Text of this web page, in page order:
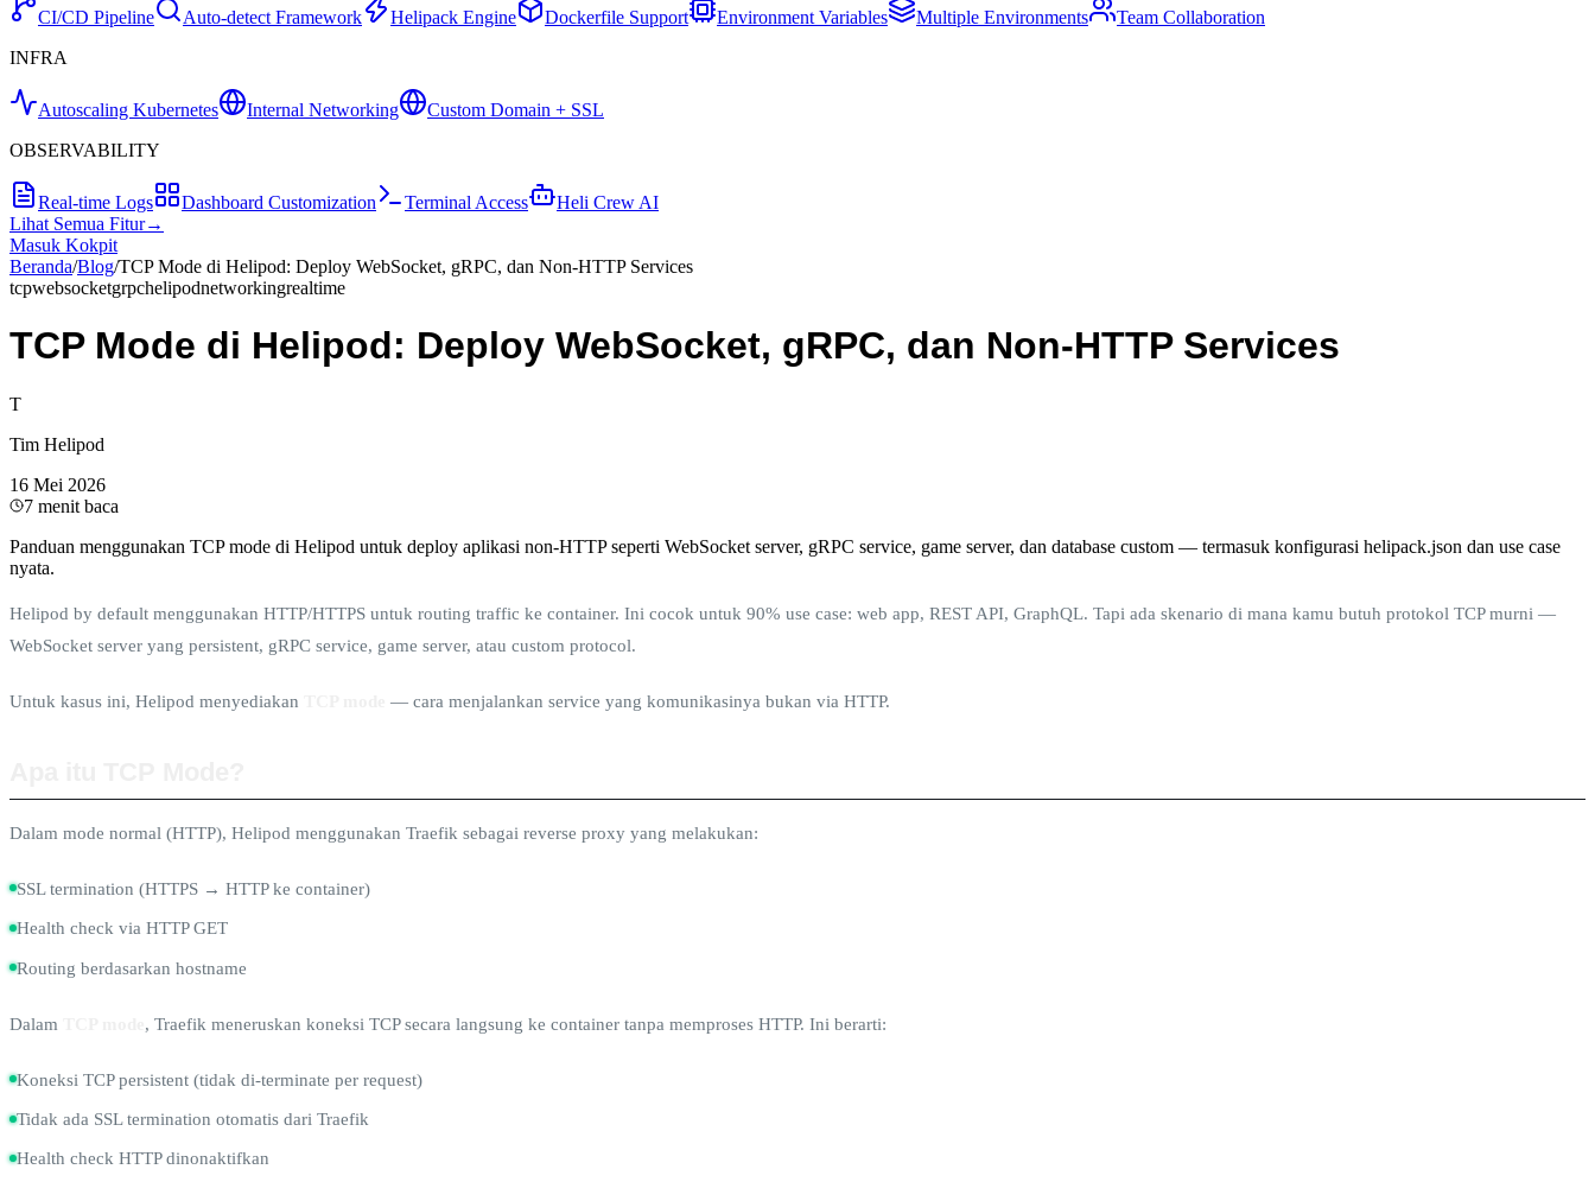
CI/CD Pipeline Auto-detect Framework Helipack Engine Dockerfile Support Environment Variables Multiple Environments
Team Collaboration
INFRA
Autoscaling Kubernetes Internal Networking
Custom Domain + SSL
OBSERVABILITY
Real-time Logs Dashboard Customization Terminal Access
Heli Crew AI
Lihat Semua Fitur→
Masuk Kokpit
Beranda/Blog/TCP Mode di Helipod: Deploy WebSocket, gRPC, dan Non-HTTP Services
tcpwebsocketgrpchelipodnetworkingrealtime
TCP Mode di Helipod: Deploy WebSocket, gRPC, dan Non-HTTP Services
T
Tim Helipod
16 Mei 2026
7 menit baca
Panduan menggunakan TCP mode di Helipod untuk deploy aplikasi non-HTTP seperti WebSocket server, gRPC service, game server, dan database custom — termasuk konfigurasi helipack.json dan use case
nyata.
Helipod by default menggunakan HTTP/HTTPS untuk routing traffic ke container. Ini cocok untuk 90% use case: web app, REST API, GraphQL. Tapi ada skenario di mana kamu butuh protokol TCP murni —
WebSocket server yang persistent, gRPC service, game server, atau custom protocol.
Untuk kasus ini, Helipod menyediakan — cara menjalankan service yang komunikasinya bukan via HTTP.
Dalam mode normal (HTTP), Helipod menggunakan Traefik sebagai reverse proxy yang melakukan:
SSL termination (HTTPS → HTTP ke container)
Health check via HTTP GET
Routing berdasarkan hostname
Dalam , Traefik meneruskan koneksi TCP secara langsung ke container tanpa memproses HTTP. Ini berarti:
Koneksi TCP persistent (tidak di-terminate per request)
Tidak ada SSL termination otomatis dari Traefik
Health check HTTP dinonaktifkan